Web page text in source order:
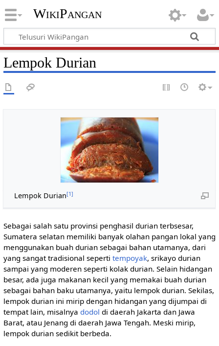
WikiPangan
Lempok Durian
Lempok Durian[1]
Sebagai salah satu provinsi penghasil durian terbsesar,
Sumatera selatan memiliki banyak olahan pangan lokal yang
menggunakan buah durian sebagai bahan utamanya, dari
yang sangat tradisional seperti tempoyak, srikayo durian
sampai yang moderen seperti kolak durian. Selain hidangan
besar, ada juga makanan kecil yang memakai buah durian
sebagai bahan baku utamanya, yaitu lempok durian. Sekilas,
lempok durian ini mirip dengan hidangan yang dijumpai di
tempat lain, misalnya dodol di daerah Jakarta dan Jawa
Barat, atau Jenang di daerah Jawa Tengah. Meski mirip,
lempok durian sedikit berbeda.